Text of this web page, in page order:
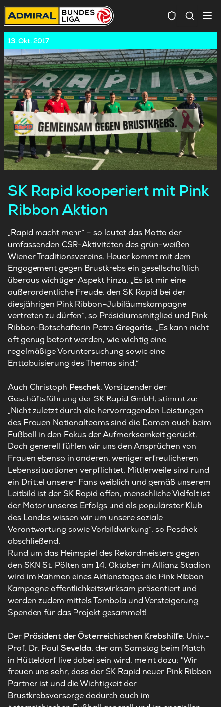
13. Okt. 2017
SK Rapid kooperiert mit Pink
Ribbon Aktion
„Rapid macht mehr“ – so lautet das Motto der
umfassenden CSR-Aktivitäten des grün-weißen
Wiener Traditionsvereins. Heuer kommt mit dem
Engagement gegen Brustkrebs ein gesellschaftlich
überaus wichtiger Aspekt hinzu. „Es ist mir eine
außerordentliche Freude, den SK Rapid bei der
diesjährigen Pink Ribbon-Jubiläumskampagne
vertreten zu dürfen“, so Präsidiumsmitglied und Pink
Ribbon-Botschafterin Petra Gregorits. „Es kann nicht
oft genug betont werden, wie wichtig eine
regelmäßige Voruntersuchung sowie eine
Enttabuisierung des Themas sind.“
Auch Christoph Peschek, Vorsitzender der
Geschäftsführung der SK Rapid GmbH, stimmt zu:
„Nicht zuletzt durch die hervorragenden Leistungen
des Frauen Nationalteams sind die Damen auch beim
Fußball in den Fokus der Aufmerksamkeit gerückt.
Doch generell fühlen wir uns den Ansprüchen von
Frauen ebenso in anderen, weniger erfreulicheren
Lebenssituationen verpflichtet. Mittlerweile sind rund
ein Drittel unserer Fans weiblich und gemäß unserem
Leitbild ist der SK Rapid offen, menschliche Vielfalt ist
der Motor unseres Erfolgs und als populärster Klub
des Landes wissen wir um unsere soziale
Verantwortung sowie Vorbildwirkung“, so Peschek
abschließend.
Rund um das Heimspiel des Rekordmeisters gegen
den SKN St. Pölten am 14. Oktober im Allianz Stadion
wird im Rahmen eines Aktionstages die Pink Ribbon
Kampagne öffentlichkeitswirksam präsentiert und
werden zudem mittels Tombola und Versteigerung
Spenden für das Projekt gesammelt!
Der Präsident der Österreichischen Krebshilfe, Univ.-
Prof. Dr. Paul Sevelda, der am Samstag beim Match
in Hütteldorf live dabei sein wird, meint dazu: "Wir
freuen uns sehr, dass der SK Rapid neuer Pink Ribbon
Partner ist und die Wichtigkeit der
Brustkrebsvorsorge dadurch auch im